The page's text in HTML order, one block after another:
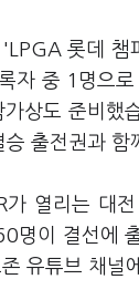
롯데 챔
자 중 1명으
상도 준비
출전권과 함
열리는 대
명이 결선에
유튜브 채널